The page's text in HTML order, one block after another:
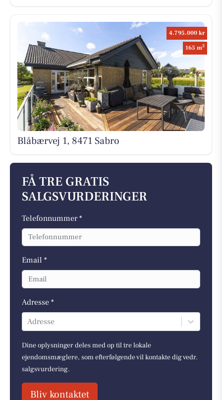
4.795.000 kr
165 m2
Blåbærvej 1, 8471 Sabro
FÅ TRE GRATIS
SALGSVURDERINGER
Telefonnummer *
Email *
Adresse *
Adresse
Dine oplysninger deles med op til tre lokale
ejendomsmæglere, som efterfølgende vil kontakte dig vedr.
salgsvurdering.
Bliv kontaktet